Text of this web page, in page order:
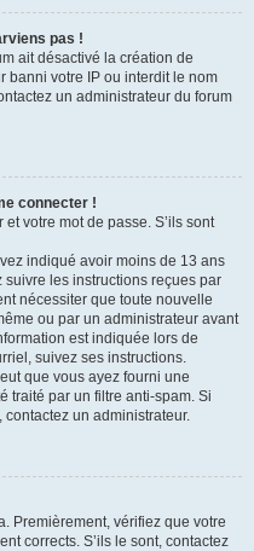
pas !
ait désactivé la création de
banni votre IP ou interdit le nom
un administrateur du forum
connecter !
votre mot de passe. S’ils sont
indiqué avoir moins de 13 ans
suivre les instructions reçues par
nécessiter que toute nouvelle
ou par un administrateur avant
est indiquée lors de
suivez ses instructions.
que vous ayez fourni une
traité par un filtre anti-spam. Si
contactez un administrateur.
Premièrement, vérifiez que votre
corrects. S’ils le sont, contactez